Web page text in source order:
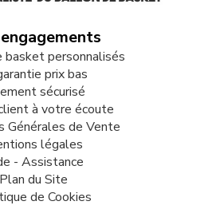
basket personnalisés
prix bas
sécurisé
à votre écoute
Générales de Vente
légales
- Assistance
Plan du Site
de Cookies